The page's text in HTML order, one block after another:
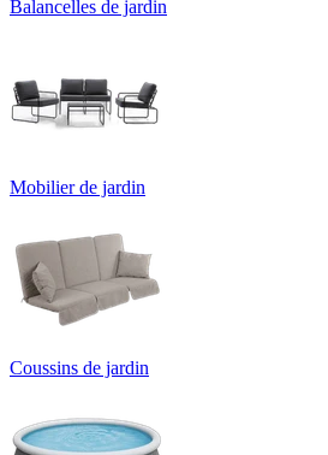
Balancelles de jardin
Mobilier de jardin
Coussins de jardin